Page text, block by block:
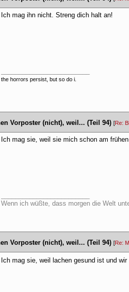
Ich mag ihn nicht. Streng dich halt an!
the horrors persist, but so do i.
Vorposter (nicht), weil... (Teil 94) [Re:
Ich mag sie, weil sie mich schon am
Wenn ich wüßte, dass morgen die Welt
Vorposter (nicht), weil... (Teil 94) [Re:
Ich mag sie, weil lachen gesund ist und